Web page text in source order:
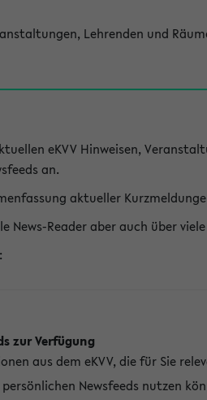
Lehrenden und
eKVV Hinweisen,
an.
aktueller
News-Reader aber auch über
zur Verfügung
aus dem eKVV, die für Sie
Newsfeeds nutzen